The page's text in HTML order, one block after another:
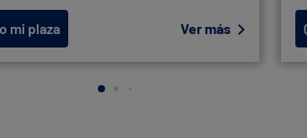
mi plaza Ver más